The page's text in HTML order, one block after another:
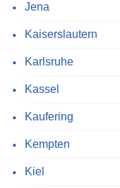
Jena
Kaiserslautern
Karlsruhe
Kassel
Kaufering
Kempten
Kiel